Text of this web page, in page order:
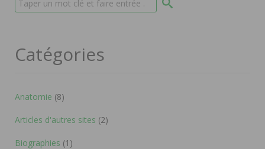
Catégories
Anatomie (8)
Articles d'autres sites (2)
Biographies (1)